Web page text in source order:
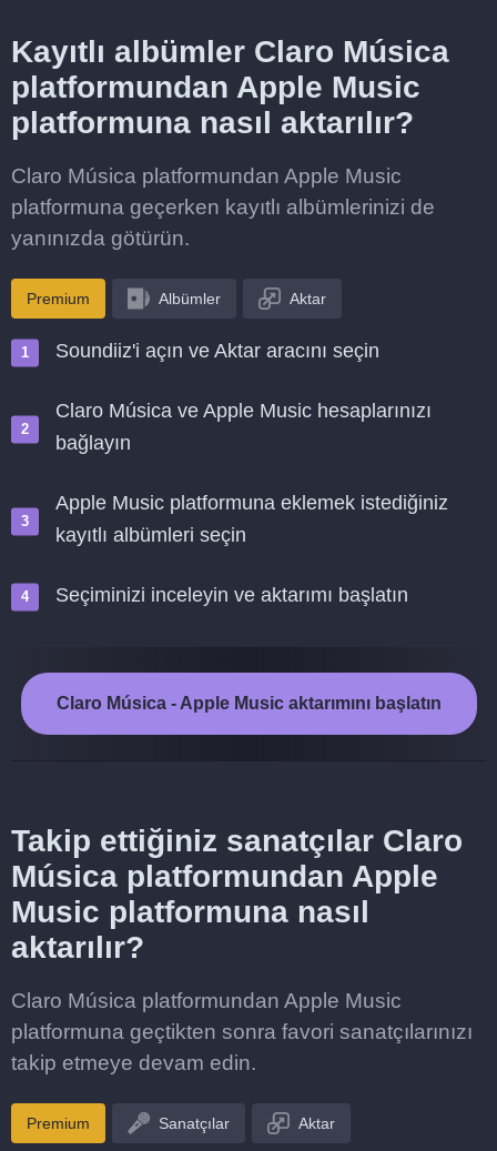
Kayıtlı albümler Claro Música
platformundan Apple Music
platformuna nasıl aktarılır?
Claro Música platformundan Apple Music
platformuna geçerken kayıtlı albümlerinizi de
yanınızda götürün.
Premium Albümler Aktar
Soundiiz'i açın ve Aktar aracını seçin
Claro Música ve Apple Music hesaplarınızı
bağlayın
Apple Music platformuna eklemek istediğiniz
kayıtlı albümleri seçin
Seçiminizi inceleyin ve aktarımı başlatın
Claro Música - Apple Music aktarımını başlatın
Takip ettiğiniz sanatçılar Claro
Música platformundan Apple
Music platformuna nasıl
aktarılır?
Claro Música platformundan Apple Music
platformuna geçtikten sonra favori sanatçılarınızı
takip etmeye devam edin.
Premium Sanatçılar Aktar